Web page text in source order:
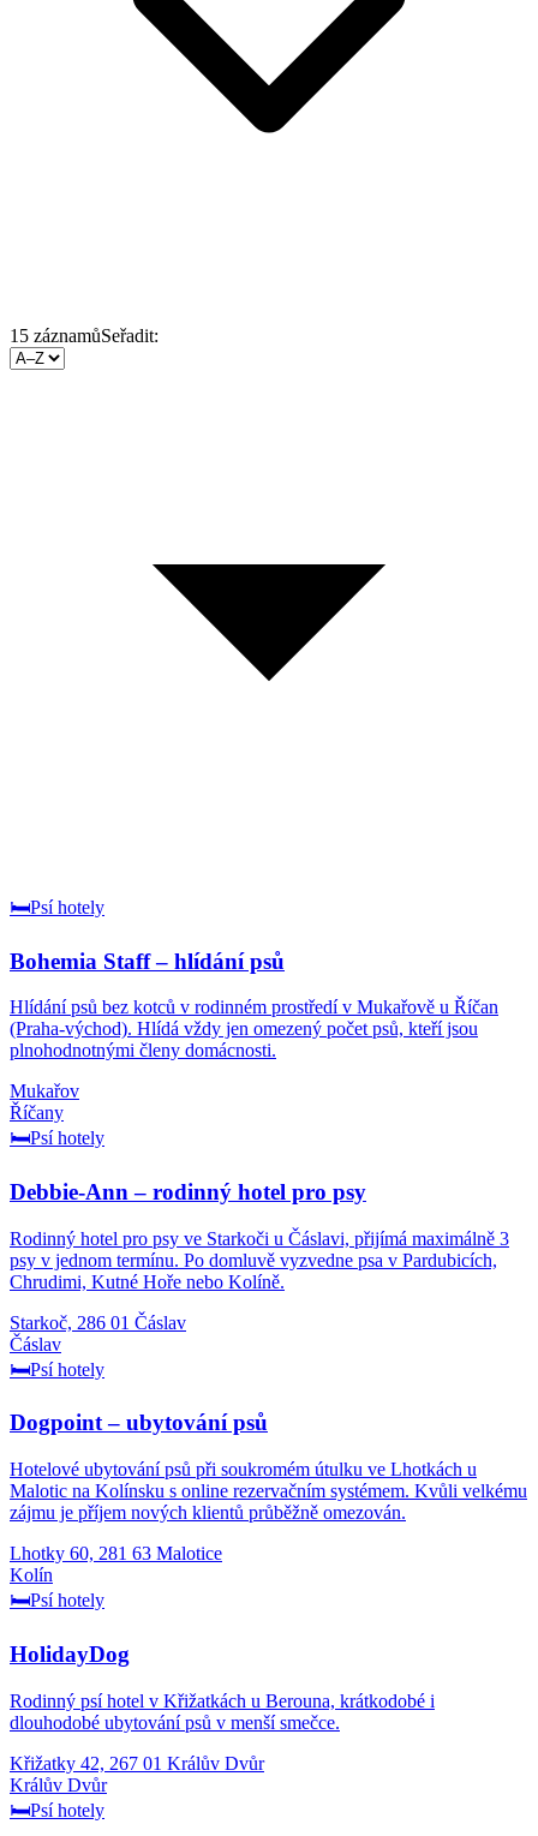
15 záznamůSeřadit:
🛏️Psí hotely
Bohemia Staff – hlídání psů
Hlídání psů bez kotců v rodinném prostředí v Mukařově u Říčan
(Praha-východ). Hlídá vždy jen omezený počet psů, kteří jsou
plnohodnotnými členy domácnosti.
Mukařov
Říčany
🛏️Psí hotely
Debbie-Ann – rodinný hotel pro psy
Rodinný hotel pro psy ve Starkoči u Čáslavi, přijímá maximálně 3
psy v jednom termínu. Po domluvě vyzvedne psa v Pardubicích,
Chrudimi, Kutné Hoře nebo Kolíně.
Starkoč, 286 01 Čáslav
Čáslav
🛏️Psí hotely
Dogpoint – ubytování psů
Hotelové ubytování psů při soukromém útulku ve Lhotkách u
Malotic na Kolínsku s online rezervačním systémem. Kvůli velkému
zájmu je příjem nových klientů průběžně omezován.
Lhotky 60, 281 63 Malotice
Kolín
🛏️Psí hotely
HolidayDog
Rodinný psí hotel v Křižatkách u Berouna, krátkodobé i
dlouhodobé ubytování psů v menší smečce.
Křižatky 42, 267 01 Králův Dvůr
Králův Dvůr
🛏️Psí hotely